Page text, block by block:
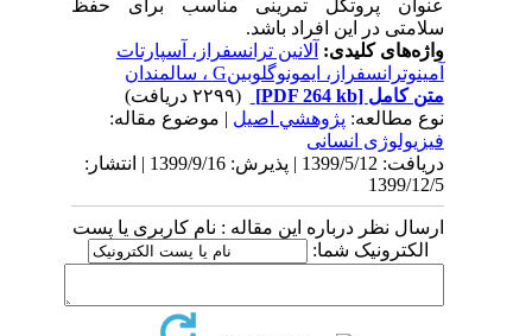
عنوان پروتکل تمرینی مناسب برای حفظ
سلامتی در این افراد باشد.
واژه‌های کلیدی:آلانین ترانسفراز، آسپارتات
آمینوترانسفراز، ایمونوگلوبینG ، سالمندان
متن کامل[PDF 264 kb]
نوع مطالعه:پژوهشي اصیل| موضوع مقاله:
فیزیولوژی انسانی
دریافت: 1399/5/12 | پذیرش: 1399/9/16 | انتشار:
1399/12/5
ارسال نظر درباره این مقاله : نام کاربری یا پست
الکترونیک شما: